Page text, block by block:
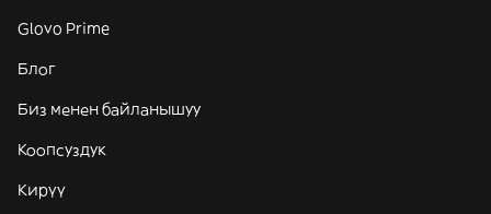
Glovo Prime
Блог
Биз менен байланышуу
Коопсуздук
Кирүү